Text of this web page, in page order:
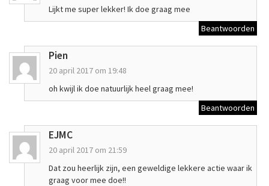
Lijkt me super lekker! Ik doe graag mee
Beantwoorden
Pien
20 april 2017 om 19:48
oh kwijl ik doe natuurlijk heel graag mee!
Beantwoorden
EJMC
20 april 2017 om 21:59
Dat zou heerlijk zijn, een geweldige lekkere actie waar ik
graag voor mee doe!!